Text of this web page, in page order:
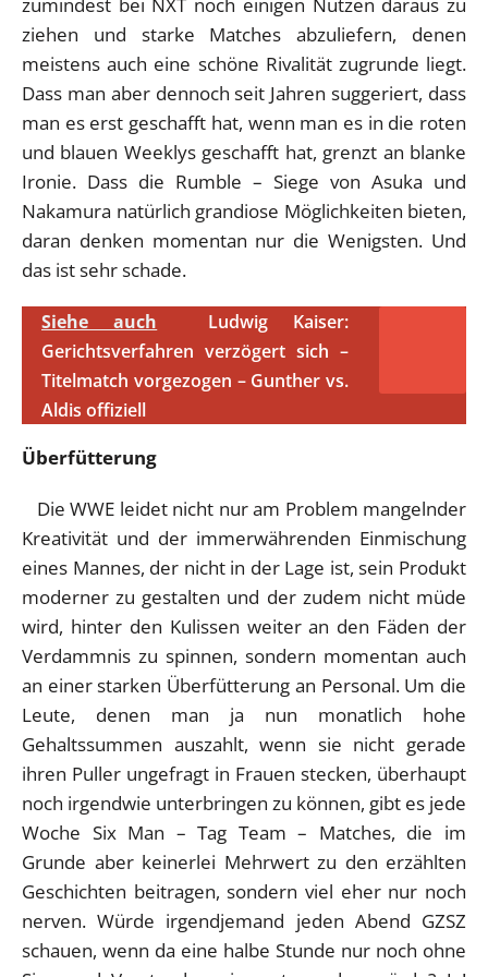
ziehen und starke Matches abzuliefern, denen
meistens auch eine schöne Rivalität zugrunde liegt.
Dass man aber dennoch seit Jahren suggeriert, dass
man es erst geschafft hat, wenn man es in die roten
und blauen Weeklys geschafft hat, grenzt an blanke
Ironie. Dass die Rumble – Siege von Asuka und
Nakamura natürlich grandiose Möglichkeiten bieten,
daran denken momentan nur die Wenigsten. Und
das ist sehr schade.
Siehe auch
Ludwig Kaiser:
Gerichtsverfahren verzögert sich –
Titelmatch vorgezogen – Gunther vs.
Aldis offiziell
Überfütterung
Die WWE leidet nicht nur am Problem mangelnder
Kreativität und der immerwährenden Einmischung
eines Mannes, der nicht in der Lage ist, sein Produkt
moderner zu gestalten und der zudem nicht müde
wird, hinter den Kulissen weiter an den Fäden der
Verdammnis zu spinnen, sondern momentan auch
an einer starken Überfütterung an Personal. Um die
Leute, denen man ja nun monatlich hohe
Gehaltssummen auszahlt, wenn sie nicht gerade
ihren Puller ungefragt in Frauen stecken, überhaupt
noch irgendwie unterbringen zu können, gibt es jede
Woche Six Man – Tag Team – Matches, die im
Grunde aber keinerlei Mehrwert zu den erzählten
Geschichten beitragen, sondern viel eher nur noch
nerven. Würde irgendjemand jeden Abend GZSZ
schauen, wenn da eine halbe Stunde nur noch ohne